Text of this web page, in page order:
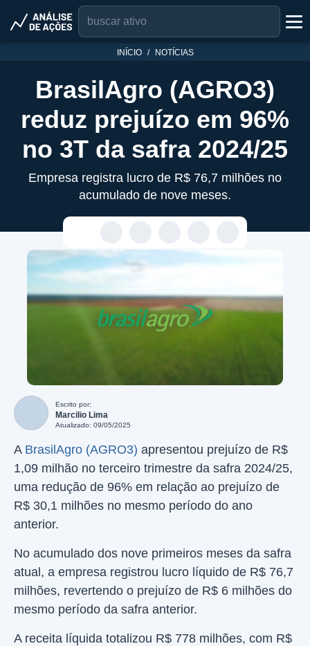
INÍCIO NOTÍCIAS
BrasilAgro (AGRO3)
reduz prejuízo em 96%
no 3T da safra 2024/25
Empresa registra lucro de R$ 76,7 milhões no
acumulado de nove meses.
Escrito por:
Marcilio Lima
Atualizado: 09/05/2025
A BrasilAgro (AGRO3) apresentou prejuízo de R$
1,09 milhão no terceiro trimestre da safra 2024/25,
uma redução de 96% em relação ao prejuízo de
R$ 30,1 milhões no mesmo período do ano
anterior.
No acumulado dos nove primeiros meses da safra
atual, a empresa registrou lucro líquido de R$ 76,7
milhões, revertendo o prejuízo de R$ 6 milhões do
mesmo período da safra anterior.
A receita líquida totalizou R$ 778 milhões, com R$